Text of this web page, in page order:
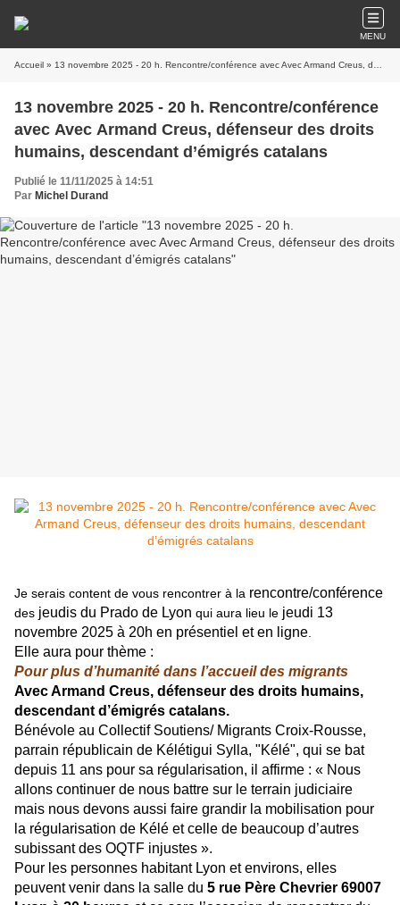
MENU
Accueil » 13 novembre 2025 - 20 h. Rencontre/conférence avec Avec Armand Creus, défenseur des droits humains, descendant d’émigrés catalans
13 novembre 2025 - 20 h. Rencontre/conférence
avec Avec Armand Creus, défenseur des droits
humains, descendant d’émigrés catalans
Publié le 11/11/2025 à 14:51
Par Michel Durand
Je serais content de vous rencontrer à la rencontre/conférence
des jeudis du Prado de Lyon qui aura lieu le jeudi 13
novembre 2025 à 20h en présentiel et en ligne
Elle aura pour thème :
Pour plus d’humanité dans l’accueil des migrants
Avec Armand Creus, défenseur des droits humains,
descendant d’émigrés catalans.
Bénévole au Collectif Soutiens/ Migrants Croix-Rousse,
parrain républicain de Kélétigui Sylla, "Kélé", qui se bat
depuis 11 ans pour sa régularisation, il affirme : « Nous
allons continuer de nous battre sur le terrain judiciaire
mais nous devons aussi faire grandir la mobilisation pour
la régularisation de Kélé et celle de beaucoup d’autres
subissant des OQTF injustes ».
Pour les personnes habitant Lyon et environs, elles
peuvent venir dans la salle du 5 rue Père Chevrier 69007